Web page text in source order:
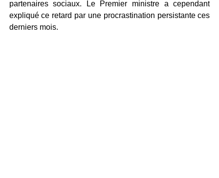
partenaires sociaux. Le Premier ministre a cependant
expliqué ce retard par une procrastination persistante ces
derniers mois.